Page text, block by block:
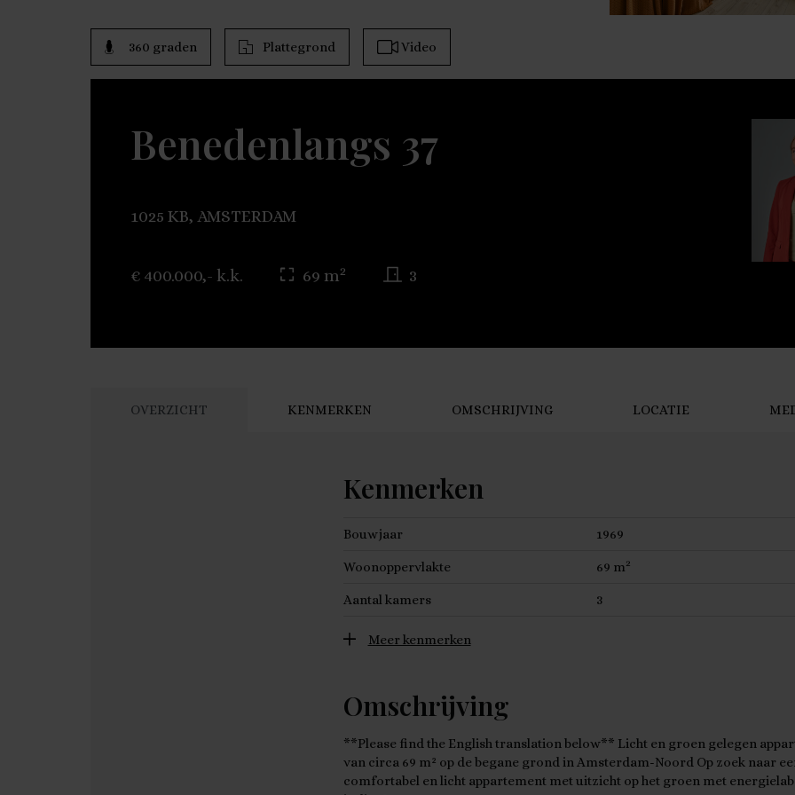
360 graden Plattegrond Video
Benedenlangs 37
1025 KB, AMSTERDAM
€ 400.000,- k.k. 69 m2 3
OVERZICHT KENMERKEN OMSCHRIJVING LOCATIE
Kenmerken
Bouwjaar 1969
Woonoppervlakte 69 m2
Aantal kamers 3
Meer kenmerken
Omschrijving
**Please find the English translation below** Licht en groen gelegen
van circa 69 m² op de begane grond in Amsterdam-Noord Op zoek naar
comfortabel en licht appartement met uitzicht op het groen met